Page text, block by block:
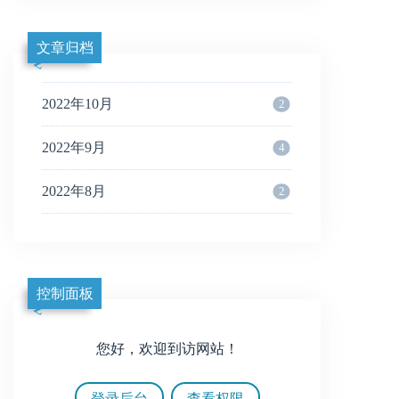
文章归档
2022年10月 2
2022年9月 4
2022年8月 2
控制面板
您好，欢迎到访网站！